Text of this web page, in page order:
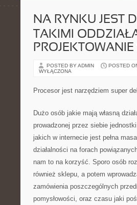
NA RYNKU JEST
TAKIMI
POSTED BY ADMIN POSTED
WYŁĄCZONA
Procesor jest narzędziem super
Dużo osób jakie mają własną
prowadzonej przez siebie
jakich w internecie jest pełna
działalności na forach
nam to na korzyść. Sporo osób
również sklepu, a potem
zamówienia poszczególnych
pomysłowości, oraz czasu jaki